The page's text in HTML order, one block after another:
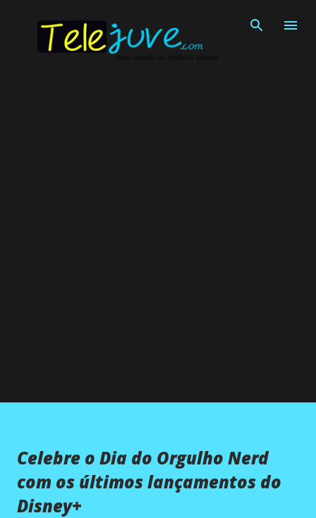
Celebre o Dia do Orgulho Nerd
com os últimos lançamentos do
Disney+